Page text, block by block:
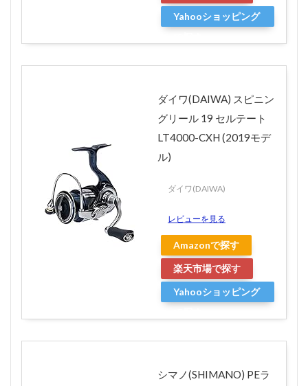
Yahooショッピング
ダイワ(DAIWA) スピニン
グリール 19 セルテート
LT4000-CXH (2019モデ
ル)
ダイワ(DAIWA)
レビューを見る
Amazonで探す
楽天市場で探す
Yahooショッピング
シマノ(SHIMANO) PEラ